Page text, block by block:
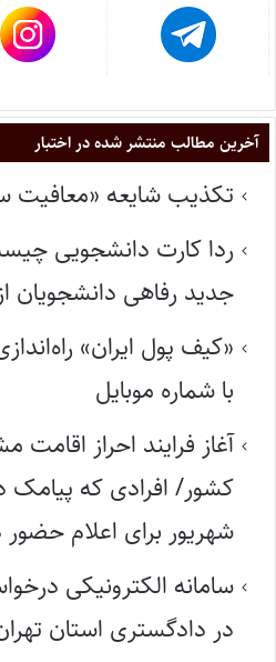
آخرین مطالب منتشر شده در اختبار
تکذیب شایعه «معافیت
ردا کارت دانشجویی
جدید رفاهی دانشجویان از
«کیف پول ایران»
با شماره موبایل
آغاز فرایند احراز اقامت
کشور/ افرادی که پیامک
شهریور برای اعلام
سامانه الکترونیکی
در دادگستری استان